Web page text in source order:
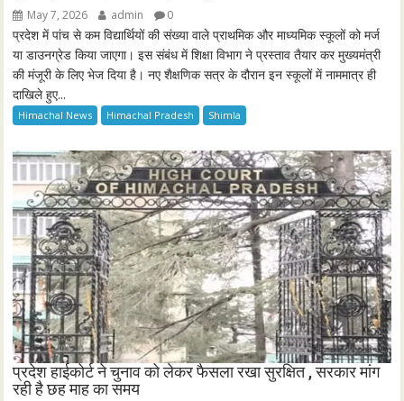
May 7, 2026 admin 0
प्रदेश में पांच से कम विद्यार्थियों की संख्या वाले प्राथमिक और माध्यमिक स्कूलों को मर्ज
या डाउनग्रेड किया जाएगा। इस संबंध में शिक्षा विभाग ने प्रस्ताव तैयार कर मुख्यमंत्री
की मंजूरी के लिए भेज दिया है। नए शैक्षणिक सत्र के दौरान इन स्कूलों में नाममात्र ही
दाखिले हुए...
Himachal News Himachal Pradesh Shimla
प्रदेश हाईकोर्ट ने चुनाव को लेकर फैसला रखा सुरक्षित , सरकार मांग
रही है छह माह का समय